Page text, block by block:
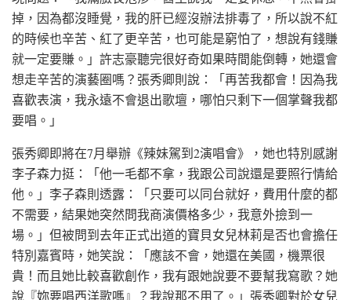
掉，因為都沒睡覺，我的肝已經沒辦法排毒了，所以說不紅
的時候也辛苦、紅了更辛苦，也可能是窮怕了，想說有錢賺
就一定要賺。」許志豪聽完很好奇如果時間能倒轉，她還會
想走辛苦的演藝圈嗎？張秀卿則說：「再苦我都會！因為我
喜歡表演，我永遠不會退出歌壇，哪怕只剩下一個掌聲我都
要唱。」
張秀卿即將在7月舉辦《辣妹駕到2演唱會》，她也特別感謝
李子森力挺：「他一毛都不拿，我跟公司說還是要照行情給
他。」李子森則透露：「只要可以同台就好，費用什麼的都
不需要，結果她突然問我商演價格多少，我意外撿到一
場。」但被問到去年正式出道的寶貝女兒林莉是否也會擔任
特別嘉賓時，她笑說：「應該不會，她還在美國，機票很
貴！而且她比較喜歡創作，我有跟她說要不要幫我寫歌？她
說『妳要唱西洋歌嗎』？我說那不用了。」張秀卿對於女兒